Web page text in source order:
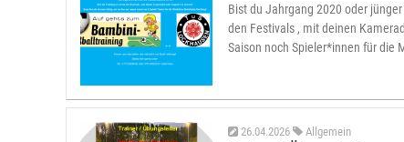
Bist du Jahrgang 2020 oder
den Festivals , mit deinen
Saison noch Spieler*innen für die
26.04.2026 Allgemein